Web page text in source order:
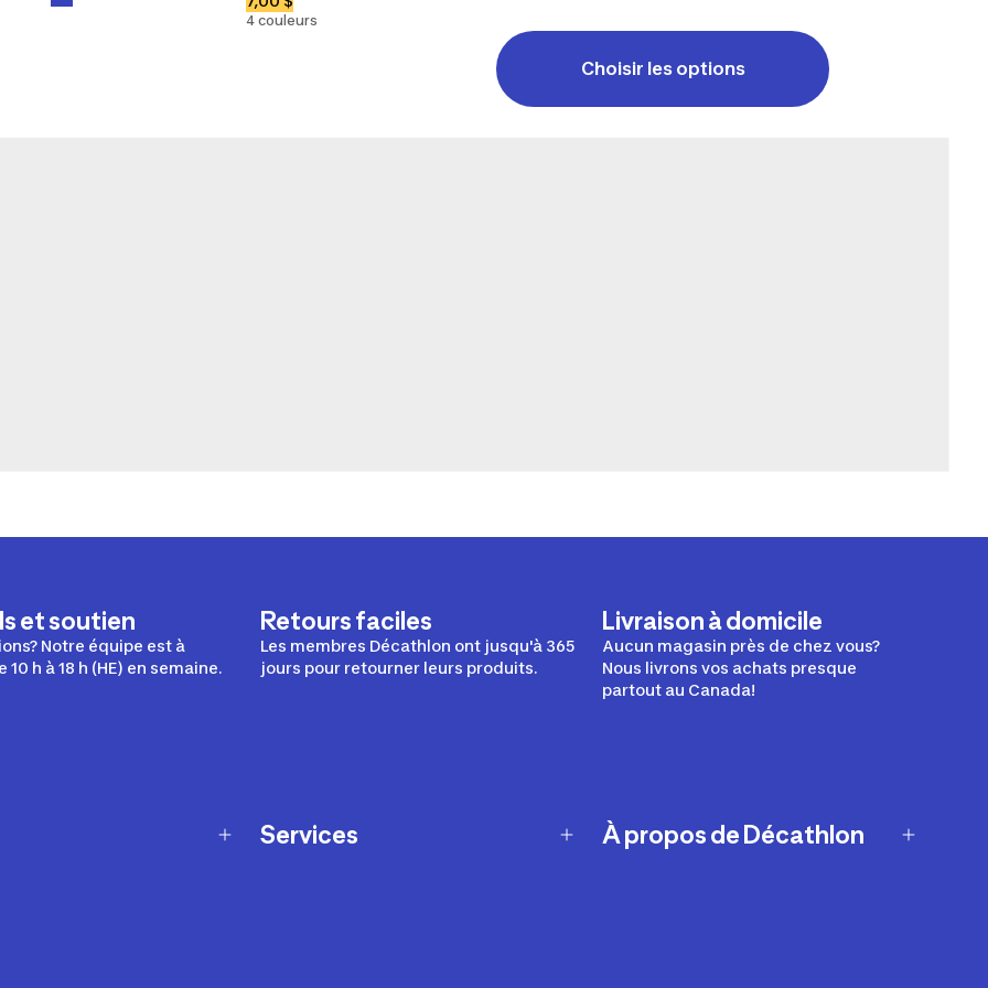
4 couleurs
Choisir les options
et soutien
Notre équipe est à
h à 18 h (HE) en semaine.
Retours faciles
Les membres Décathlon ont jusqu'à 365
jours pour retourner leurs produits.
Livraison à domicile
Aucun magasin près de chez vous?
Nous livrons vos achats presque
partout au Canada!
Services À propos de Décathlon